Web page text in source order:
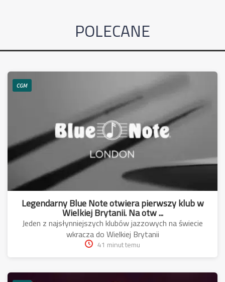
POLECANE
CGM
Legendarny Blue Note otwiera pierwszy klub w
Wielkiej Brytanii. Na otw ...
Jeden z najsłynniejszych klubów jazzowych na świecie
wkracza do Wielkiej Brytanii
41 minut temu